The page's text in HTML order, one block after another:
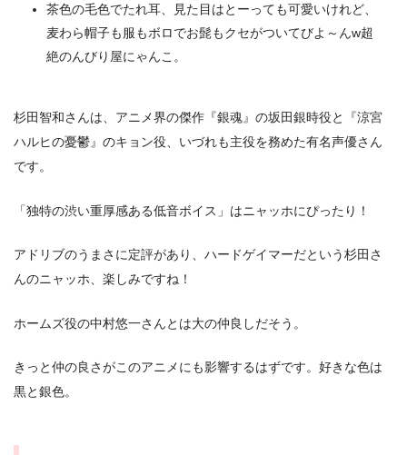
茶色の毛色でたれ耳、見た目はとーっても可愛いけれど、
麦わら帽子も服もボロでお髭もクセがついてびよ～んw超
絶のんびり屋にゃんこ。
杉田智和さんは、アニメ界の傑作『銀魂』の坂田銀時役と『涼宮
ハルヒの憂鬱』のキョン役、いづれも主役を務めた有名声優さん
です。
「独特の渋い重厚感ある低音ボイス」はニャッホにぴったり！
アドリブのうまさに定評があり、ハードゲイマーだという杉田さ
んのニャッホ、楽しみですね！
ホームズ役の中村悠一さんとは大の仲良しだそう。
きっと仲の良さがこのアニメにも影響するはずです。好きな色は
黒と銀色。